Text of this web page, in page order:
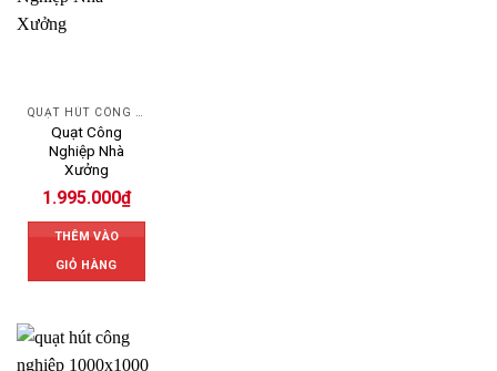
Quạt Công
Nghiệp Nhà
Xưởng
1.995.000₫
THÊM VÀO
GIỎ HÀNG